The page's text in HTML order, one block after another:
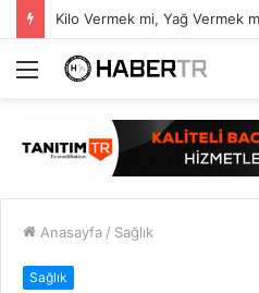
Menü
Anasayfa / Sağlık
Sağlık